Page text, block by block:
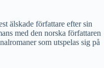
älskade författare efter sin
med den norska författaren
som utspelas sig på